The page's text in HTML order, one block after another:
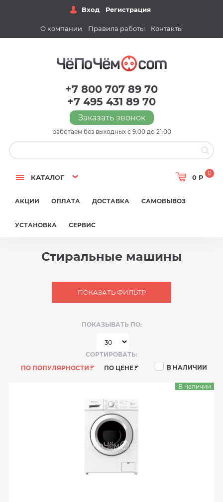
Вход Регистрация
О компании Правила работы Контакты
+7 800 707 89 70
+7 495 431 89 70
Заказать звонок
работаем без выходных с 9:00 до 21:00
КАТАЛОГ 0 Р
0
АКЦИИ ОПЛАТА ДОСТАВКА САМОВЫВОЗ
УСТАНОВКА СЕРВИС
Стиральные машины
ПОКАЗАТЬ ФИЛЬТР
ПОКАЗЫВАТЬ ПО:
СОРТИРОВАТЬ:
ПО ПОПУЛЯРНОСТИ
ПО ЦЕНЕ В НАЛИЧИИ
В наличии